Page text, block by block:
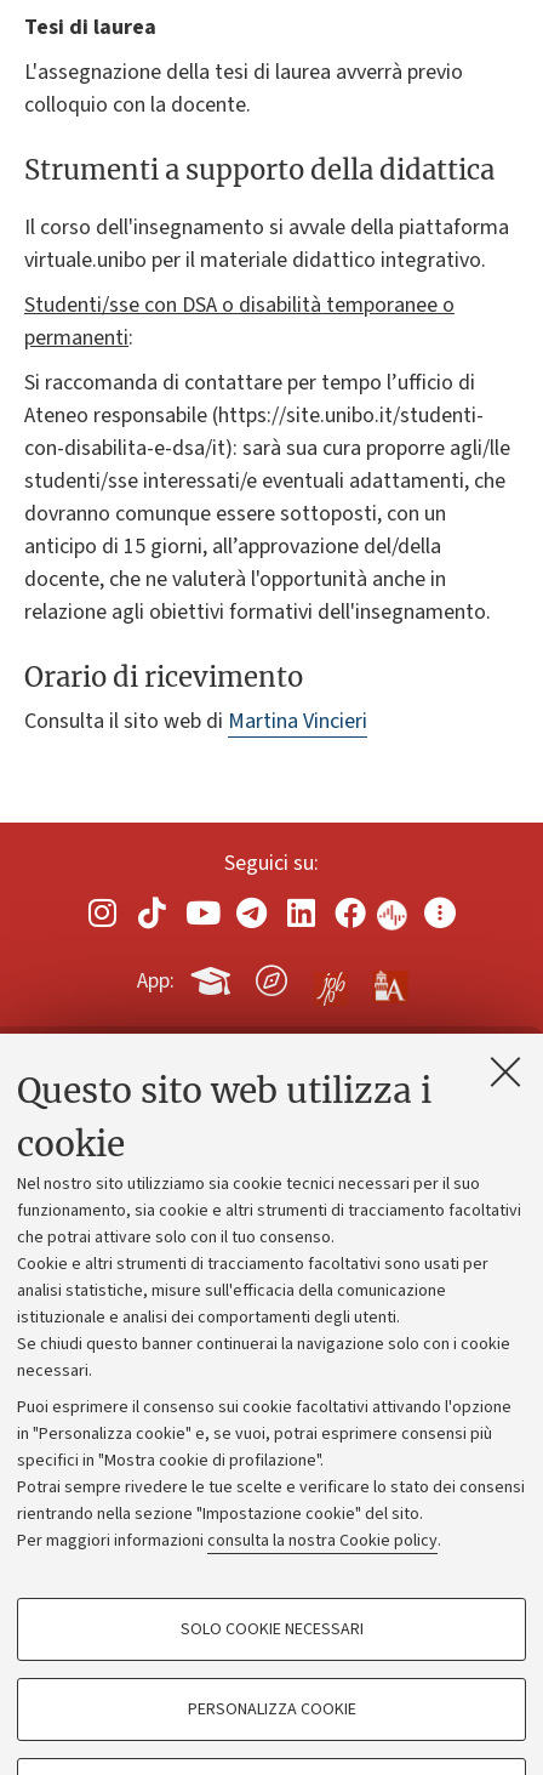
Questo sito web utilizza i
cookie
Nel nostro sito utilizziamo sia cookie tecnici necessari per il suo
funzionamento, sia cookie e altri strumenti di tracciamento facoltativi
che potrai attivare solo con il tuo consenso.
Cookie e altri strumenti di tracciamento facoltativi sono usati per
analisi statistiche, misure sull'efficacia della comunicazione
istituzionale e analisi dei comportamenti degli utenti.
Se chiudi questo banner continuerai la navigazione solo con i cookie
necessari.
Puoi esprimere il consenso sui cookie facoltativi attivando l'opzione
in "Personalizza cookie" e, se vuoi, potrai esprimere consensi più
specifici in "Mostra cookie di profilazione".
Potrai sempre rivedere le tue scelte e verificare lo stato dei consensi
rientrando nella sezione "Impostazione cookie" del sito.
Per maggiori informazioni consulta la nostra Cookie policy.
COOKIE DI PROFILAZIONE - FACOLTATIVI
SOLO COOKIE NECESSARI
PERSONALIZZA COOKIE
Tesi di laurea
L'assegnazione della tesi di laurea avverrà previo
colloquio con la docente.
Strumenti a supporto della didattica
Il corso dell'insegnamento si avvale della piattaforma
virtuale.unibo per il materiale didattico integrativo.
Studenti/sse con DSA o disabilità temporanee o
permanenti:
Si raccomanda di contattare per tempo l’ufficio di
Ateneo responsabile (https://site.unibo.it/studenti-
con-disabilita-e-dsa/it): sarà sua cura proporre agli/lle
studenti/sse interessati/e eventuali adattamenti, che
dovranno comunque essere sottoposti, con un
anticipo di 15 giorni, all’approvazione del/della
docente, che ne valuterà l'opportunità anche in
relazione agli obiettivi formativi dell'insegnamento.
Orario di ricevimento
Consulta il sito web di Martina Vincieri
Seguici su:
App:
Contatti e PEC
Alumni community
Piano strategico
Bilanci
Donazioni e 5x1000
Bandi, gare e concorsi
Albo online
Amministrazione trasparente
Atti di notifica
Informazioni sul sito e accessibilità
Dichiarazione di accessibilità
Privacy e note legali
Impostazioni Cookie
©Copyright 2026 - ALMA MATER STUDIORUM - Università di